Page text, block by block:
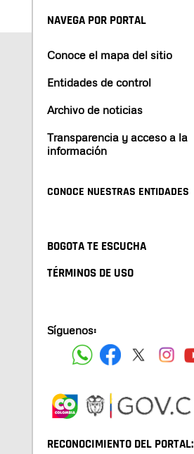
NAVEGA POR PORTAL
Conoce el mapa del sitio
Entidades de control
Archivo de noticias
Transparencia y acceso a la
información
CONOCE NUESTRAS ENTIDADES
BOGOTA TE ESCUCHA
TÉRMINOS DE USO
Síguenos:
RECONOCIMIENTO DEL PORTAL: